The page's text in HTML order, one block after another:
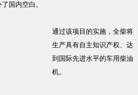
国内空白。
通过该项目的实施，全柴将
生产具有自主知识产权、达
到国际先进水平的车用柴油
机。